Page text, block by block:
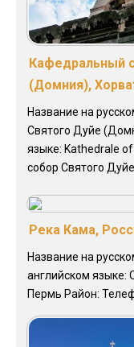
Кафедральный
(Домния),
Название на
Святого Дуйе
языке: Kathedrale
собор Святого Дуйе
Река Кама,
Название на
английском языке:
Пермь Район: